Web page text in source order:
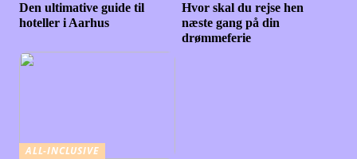
Den ultimative guide til
hoteller i Aarhus
Hvor skal du rejse hen
næste gang på din
drømmeferie
ALL-INCLUSIVE